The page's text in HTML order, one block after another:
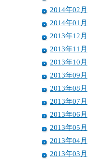
2014年02月
2014年01月
2013年12月
2013年11月
2013年10月
2013年09月
2013年08月
2013年07月
2013年06月
2013年05月
2013年04月
2013年03月